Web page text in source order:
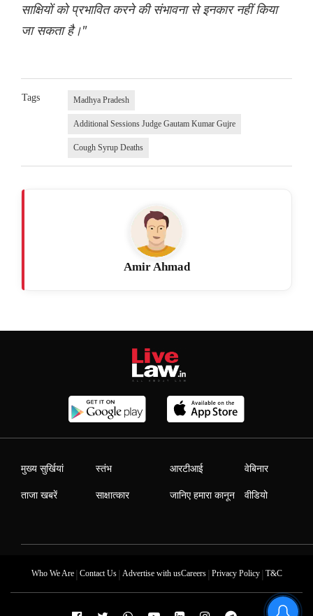
साक्षियों को प्रभावित करने की संभावना से इनकार नहीं किया
जा सकता है।"
Tags Madhya Pradesh
Additional Sessions Judge Gautam Kumar Gujre
Cough Syrup Deaths
Amir Ahmad
मुख्य सुर्खियां
ताजा खबरें
स्तंभ
साक्षात्कार
आरटीआई
जानिए हमारा कानून
वेबिनार
वीडियो
Who We Are| Contact Us| Advertise with usCareers| Privacy Policy| T&C